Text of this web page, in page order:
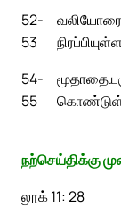
52-
53
54-
55
நற்செய்திக்கு
லூக் 11: 28